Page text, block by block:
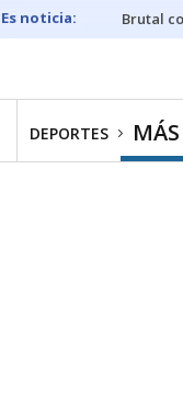
Brutal
DEPORTES